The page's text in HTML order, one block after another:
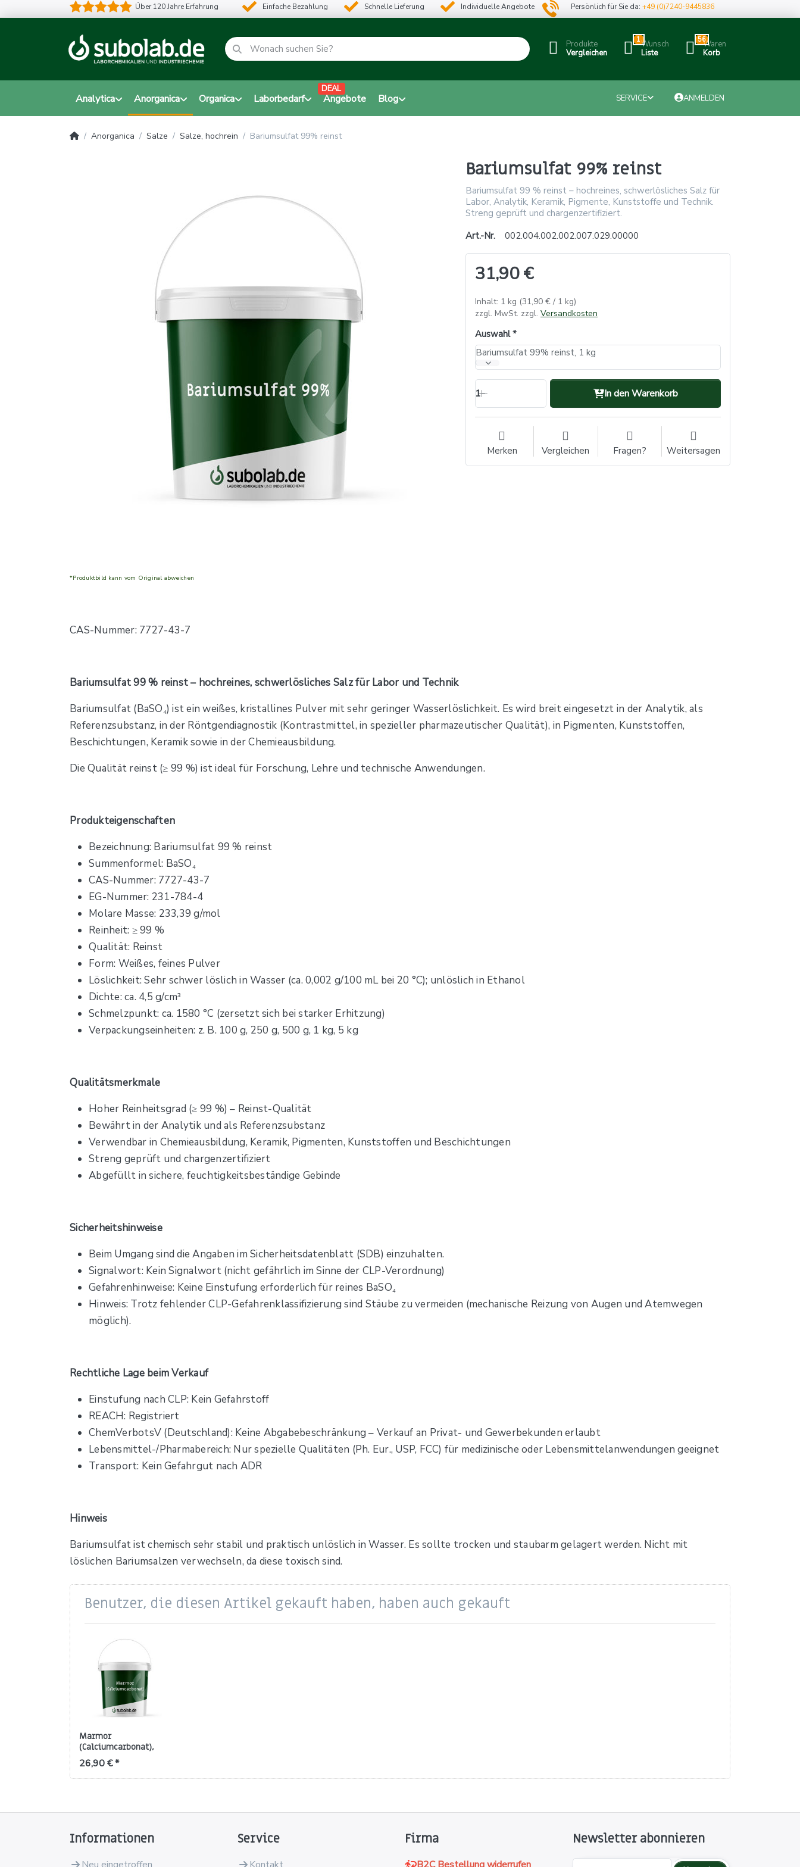
Über 120 Jahre Erfahrung Einfache Bezahlung Schnelle Lieferung Individuelle Angebote Persönlich für Sie da:+49 (0)7240-9445836
Produkte
Vergleichen
1Wunsch
Liste
56Waren
Korb
Analytica Anorganica Organica Laborbedarf Angebote
DEAL
Blog SERVICE ANMELDEN
Anorganica Salze Salze, hochrein Bariumsulfat 99% reinst
Bariumsulfat 99% reinst
Bariumsulfat 99 % reinst – hochreines, schwerlösliches Salz für
Labor, Analytik, Keramik, Pigmente, Kunststoffe und Technik.
Streng geprüft und chargenzertifiziert.
Art.-Nr.
002.004.002.002.007.029.00000
31,90 €
Inhalt: 1 kg (31,90 € / 1 kg)
zzgl. MwSt. zzgl. Versandkosten
Auswahl
Bariumsulfat 99% reinst, 1 kg
1 In den Warenkorb
Merken Vergleichen Fragen? Weitersagen
*Produktbild kann vom Original abweichen
CAS-Nummer: 7727-43-7
Bariumsulfat 99 % reinst – hochreines, schwerlösliches Salz für Labor und Technik
Bariumsulfat (BaSO₄) ist ein weißes, kristallines Pulver mit sehr geringer Wasserlöslichkeit. Es wird breit eingesetzt in der Analytik, als
Referenzsubstanz, in der Röntgendiagnostik (Kontrastmittel, in spezieller pharmazeutischer Qualität), in Pigmenten, Kunststoffen,
Beschichtungen, Keramik sowie in der Chemieausbildung.
Die Qualität reinst (≥ 99 %) ist ideal für Forschung, Lehre und technische Anwendungen.
Produkteigenschaften
Bezeichnung: Bariumsulfat 99 % reinst
Summenformel: BaSO₄
CAS-Nummer: 7727-43-7
EG-Nummer: 231-784-4
Molare Masse: 233,39 g/mol
Reinheit: ≥ 99 %
Qualität: Reinst
Form: Weißes, feines Pulver
Löslichkeit: Sehr schwer löslich in Wasser (ca. 0,002 g/100 mL bei 20 °C); unlöslich in Ethanol
Dichte: ca. 4,5 g/cm³
Schmelzpunkt: ca. 1580 °C (zersetzt sich bei starker Erhitzung)
Verpackungseinheiten: z. B. 100 g, 250 g, 500 g, 1 kg, 5 kg
Qualitätsmerkmale
Hoher Reinheitsgrad (≥ 99 %) – Reinst-Qualität
Bewährt in der Analytik und als Referenzsubstanz
Verwendbar in Chemieausbildung, Keramik, Pigmenten, Kunststoffen und Beschichtungen
Streng geprüft und chargenzertifiziert
Abgefüllt in sichere, feuchtigkeitsbeständige Gebinde
Sicherheitshinweise
Beim Umgang sind die Angaben im Sicherheitsdatenblatt (SDB) einzuhalten.
Signalwort: Kein Signalwort (nicht gefährlich im Sinne der CLP-Verordnung)
Gefahrenhinweise: Keine Einstufung erforderlich für reines BaSO₄
Hinweis: Trotz fehlender CLP-Gefahrenklassifizierung sind Stäube zu vermeiden (mechanische Reizung von Augen und Atemwegen
möglich).
Rechtliche Lage beim Verkauf
Einstufung nach CLP: Kein Gefahrstoff
REACH: Registriert
ChemVerbotsV (Deutschland): Keine Abgabebeschränkung – Verkauf an Privat- und Gewerbekunden erlaubt
Lebensmittel-/Pharmabereich: Nur spezielle Qualitäten (Ph. Eur., USP, FCC) für medizinische oder Lebensmittelanwendungen geeignet
Transport: Kein Gefahrgut nach ADR
Hinweis
Bariumsulfat ist chemisch sehr stabil und praktisch unlöslich in Wasser. Es sollte trocken und staubarm gelagert werden. Nicht mit
löslichen Bariumsalzen verwechseln, da diese toxisch sind.
Benutzer, die diesen Artikel gekauft haben, haben auch gekauft
Marmor
(Calciumcarbonat),
Pulver, ca. 0-1,2 mm
26,90 € *
Informationen Service Firma Newsletter abonnieren